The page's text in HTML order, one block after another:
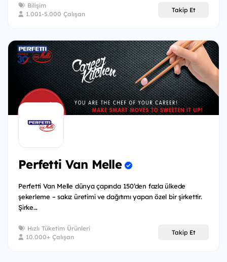
Bilişim
1.001-5.000 Çalışan
Takip Et
Perfetti Van Melle
Perfetti Van Melle dünya çapında 150’den fazla ülkede
şekerleme – sakız üretimi ve dağıtımı yapan özel bir şirkettir.
Şirke...
Hızlı Tüketim Ürünleri
10.000+ Çalışan
Takip Et